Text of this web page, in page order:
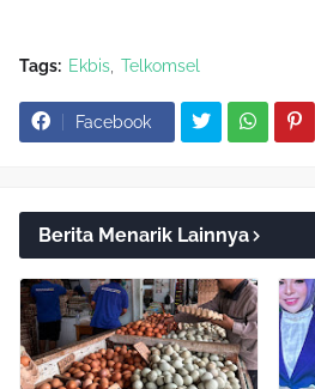
Tags: Ekbis Telkomsel
Facebook
Berita Menarik Lainnya